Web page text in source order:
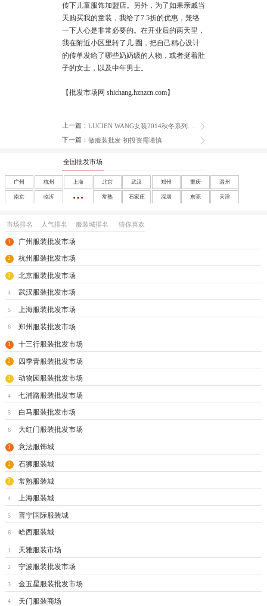
传下儿童服饰加盟店。另外，为了如果亲戚当
天购买我的童装，我给了7.5折的优惠，笼络
一下人心是非常必要的。在开业后的两天里，
我在附近小区里转了几 圈，把自己精心设计
的传单发给了哪些奶奶级的人物，或者挺着肚
子的女士，以及中年男士。
【批发市场网 shichang.hznzcn.com】
上一篇：
下一篇： 做服装批发 初投资需谨慎
全国批发市场
广州 杭州 上海 北京 武汉 郑州 重庆 温州
南京 临沂 常熟 石家庄 深圳 东莞 天津
哈尔滨 合肥 福州 南昌 济南
玩具 尾货
市场排名 人气排名 服装城排名 猜你喜欢
1 广州服装批发市场
2 杭州服装批发市场
3 北京服装批发市场
4 武汉服装批发市场
5 上海服装批发市场
6 郑州服装批发市场
1 十三行服装批发市场
2 四季青服装批发市场
3 动物园服装批发市场
4 七浦路服装批发市场
5 白马服装批发市场
6 大红门服装批发市场
1 意法服饰城
2 石狮服装城
3 常熟服装城
4 上海服装城
5 普宁国际服装城
6 哈西服装城
1 天雅服装市场
2 宁波服装批发市场
3 金五星服装批发市场
4 天门服装商场